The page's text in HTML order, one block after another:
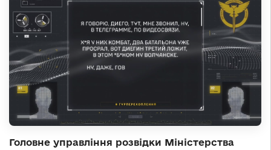
Головне управління розвідки Міністерства